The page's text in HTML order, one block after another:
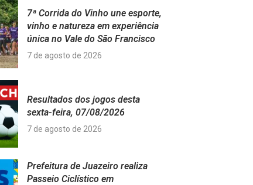
7ª Corrida do Vinho une esporte,
vinho e natureza em experiência
única no Vale do São Francisco
7 de agosto de 2026
Resultados dos jogos desta
sexta-feira, 07/08/2026
7 de agosto de 2026
Prefeitura de Juazeiro realiza
Passeio Ciclístico em